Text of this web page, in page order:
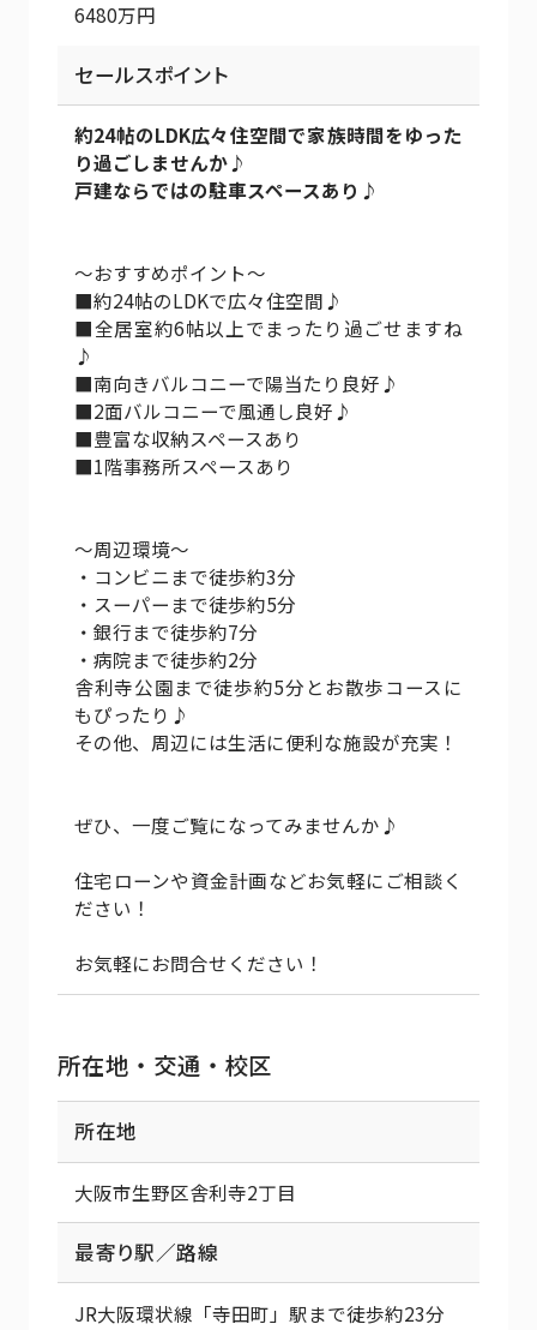
6480万円
セールスポイント
約24帖のLDK広々住空間で家族時間をゆった
り過ごしませんか♪
戸建ならではの駐車スペースあり♪
～おすすめポイント～
■約24帖のLDKで広々住空間♪
■全居室約6帖以上でまったり過ごせますね
♪
■南向きバルコニーで陽当たり良好♪
■2面バルコニーで風通し良好♪
■豊富な収納スペースあり
■1階事務所スペースあり
～周辺環境～
・コンビニまで徒歩約3分
・スーパーまで徒歩約5分
・銀行まで徒歩約7分
・病院まで徒歩約2分
舎利寺公園まで徒歩約5分とお散歩コースに
もぴったり♪
その他、周辺には生活に便利な施設が充実！
ぜひ、一度ご覧になってみませんか♪
住宅ローンや資金計画などお気軽にご相談く
ださい！
お気軽にお問合せください！
所在地・交通・校区
所在地
大阪市生野区舎利寺2丁目
最寄り駅／路線
JR大阪環状線「寺田町」駅まで徒歩約23分